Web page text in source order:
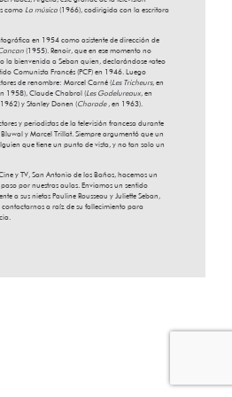
como La música (1966), codirigida con la escritora
en 1954 como asistente de dirección de
(1955). Renoir, que en ese momento no
la bienvenida a Seban quien, declarándose «ateo
Comunista Francés (PCF) en 1946. Luego
de renombre: Marcel Carné (Les Tricheurs, en
1958), Claude Chabrol (Les Godelureaux, en
y Stanley Donen (Charade, en 1963).
y periodistas de la televisión francesa durante
y Marcel Trillat. Siempre argumentó que un
que tiene un punto de vista, y no tan solo un
y TV, San Antonio de los Baños, hacemos un
por nuestras aulas. Enviamos un sentido
a sus nietas Pauline Rousseau y Juliette Seban,
a raíz de su fallecimiento para